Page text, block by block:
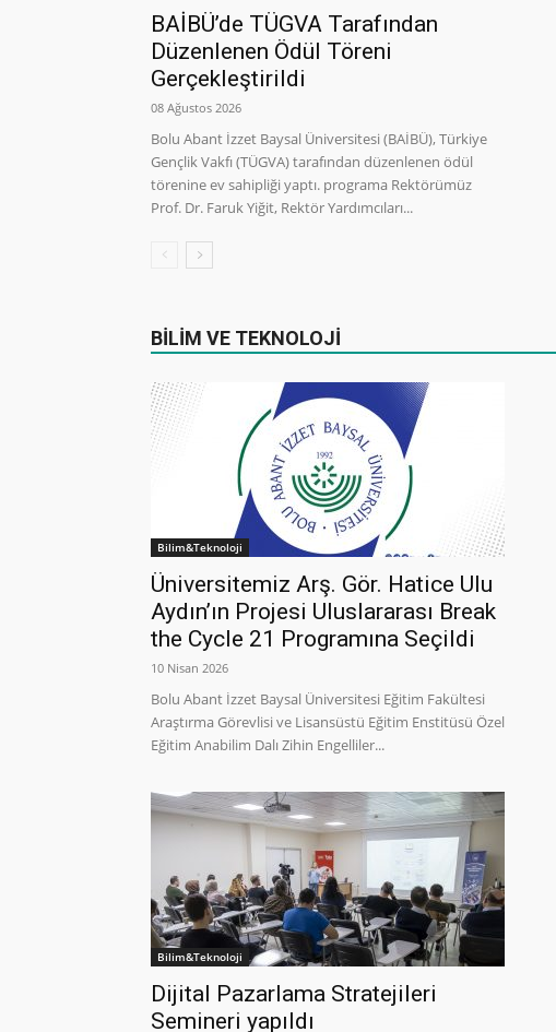
BAİBÜ’de TÜGVA Tarafından
Düzenlenen Ödül Töreni
Gerçekleştirildi
08 Ağustos 2026
Bolu Abant İzzet Baysal Üniversitesi (BAİBÜ), Türkiye
Gençlik Vakfı (TÜGVA) tarafından düzenlenen ödül
törenine ev sahipliği yaptı. programa Rektörümüz
Prof. Dr. Faruk Yiğit, Rektör Yardımcıları...
BİLİM VE TEKNOLOJİ
Bilim&Teknoloji
Üniversitemiz Arş. Gör. Hatice Ulu
Aydın’ın Projesi Uluslararası Break
the Cycle 21 Programına Seçildi
10 Nisan 2026
Bolu Abant İzzet Baysal Üniversitesi Eğitim Fakültesi
Araştırma Görevlisi ve Lisansüstü Eğitim Enstitüsü Özel
Eğitim Anabilim Dalı Zihin Engelliler...
Bilim&Teknoloji
Dijital Pazarlama Stratejileri
Semineri yapıldı